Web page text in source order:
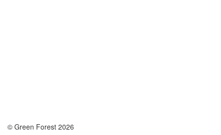
© Green Forest 2026